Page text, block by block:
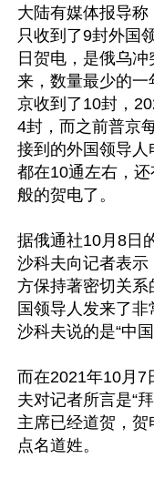
大陆有媒体报导称
只收到了9封外国
日贺电，是俄乌冲
来，数量最少的一
京收到了10封，
4封，而之前普京
接到的外国领导人
都在10通左右，
般的贺电了。
据俄通社10月8日
沙科夫向记者表示
方保持著密切关系
国领导人发来了
沙科夫说的是“中国
而在2021年10月7
夫对记者所言是“
主席已经道贺，贺
点名道姓。